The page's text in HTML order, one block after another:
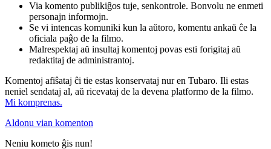
Via komento publikiĝos tuje, senkontrole. Bonvolu ne enmeti
personajn informojn.
Se vi intencas komuniki kun la aŭtoro, komentu ankaŭ ĉe la
oficiala paĝo de la filmo.
Malrespektaj aŭ insultaj komentoj povas esti forigitaj aŭ
redaktitaj de administrantoj.
Komentoj afiŝataj ĉi tie estas konservataj nur en Tubaro. Ili estas
neniel sendataj al, aŭ ricevataj de la devena platformo de la filmo.
Mi komprenas.
Aldonu vian komenton
Neniu kometo ĝis nun!